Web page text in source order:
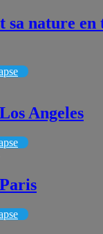
sa nature en
Angeles